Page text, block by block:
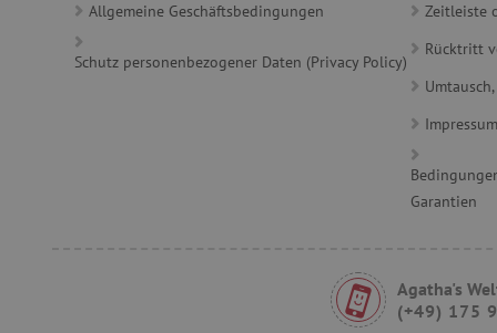
Allgemeine Geschäftsbedingungen
Schutz personenbezogener Daten (Privacy Policy)
Zeitleiste
Rücktritt
Impressum
Garantien
Agatha's
(+49) 175
_pinterest_ct_ua
_lb